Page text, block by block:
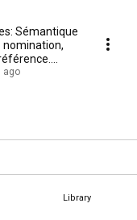
Library
Sémantique
nomination,
ago